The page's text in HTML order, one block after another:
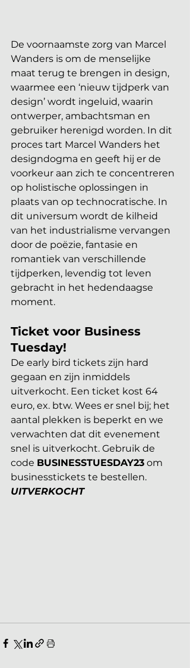
De voornaamste zorg van Marcel
Wanders is om de menselijke
maat terug te brengen in design,
waarmee een ‘nieuw tijdperk van
design’ wordt ingeluid, waarin
ontwerper, ambachtsman en
gebruiker herenigd worden. In dit
proces tart Marcel Wanders het
designdogma en geeft hij er de
voorkeur aan zich te concentreren
op holistische oplossingen in
plaats van op technocratische. In
dit universum wordt de kilheid
van het industrialisme vervangen
door de poëzie, fantasie en
romantiek van verschillende
tijdperken, levendig tot leven
gebracht in het hedendaagse
moment.
Ticket voor Business
Tuesday!
De early bird tickets zijn hard
gegaan en zijn inmiddels
uitverkocht. Een ticket kost 64
euro, ex. btw. Wees er snel bij; het
aantal plekken is beperkt en we
verwachten dat dit evenement
snel is uitverkocht. Gebruik de
code BUSINESSTUESDAY23 om
businesstickets te bestellen.
UITVERKOCHT